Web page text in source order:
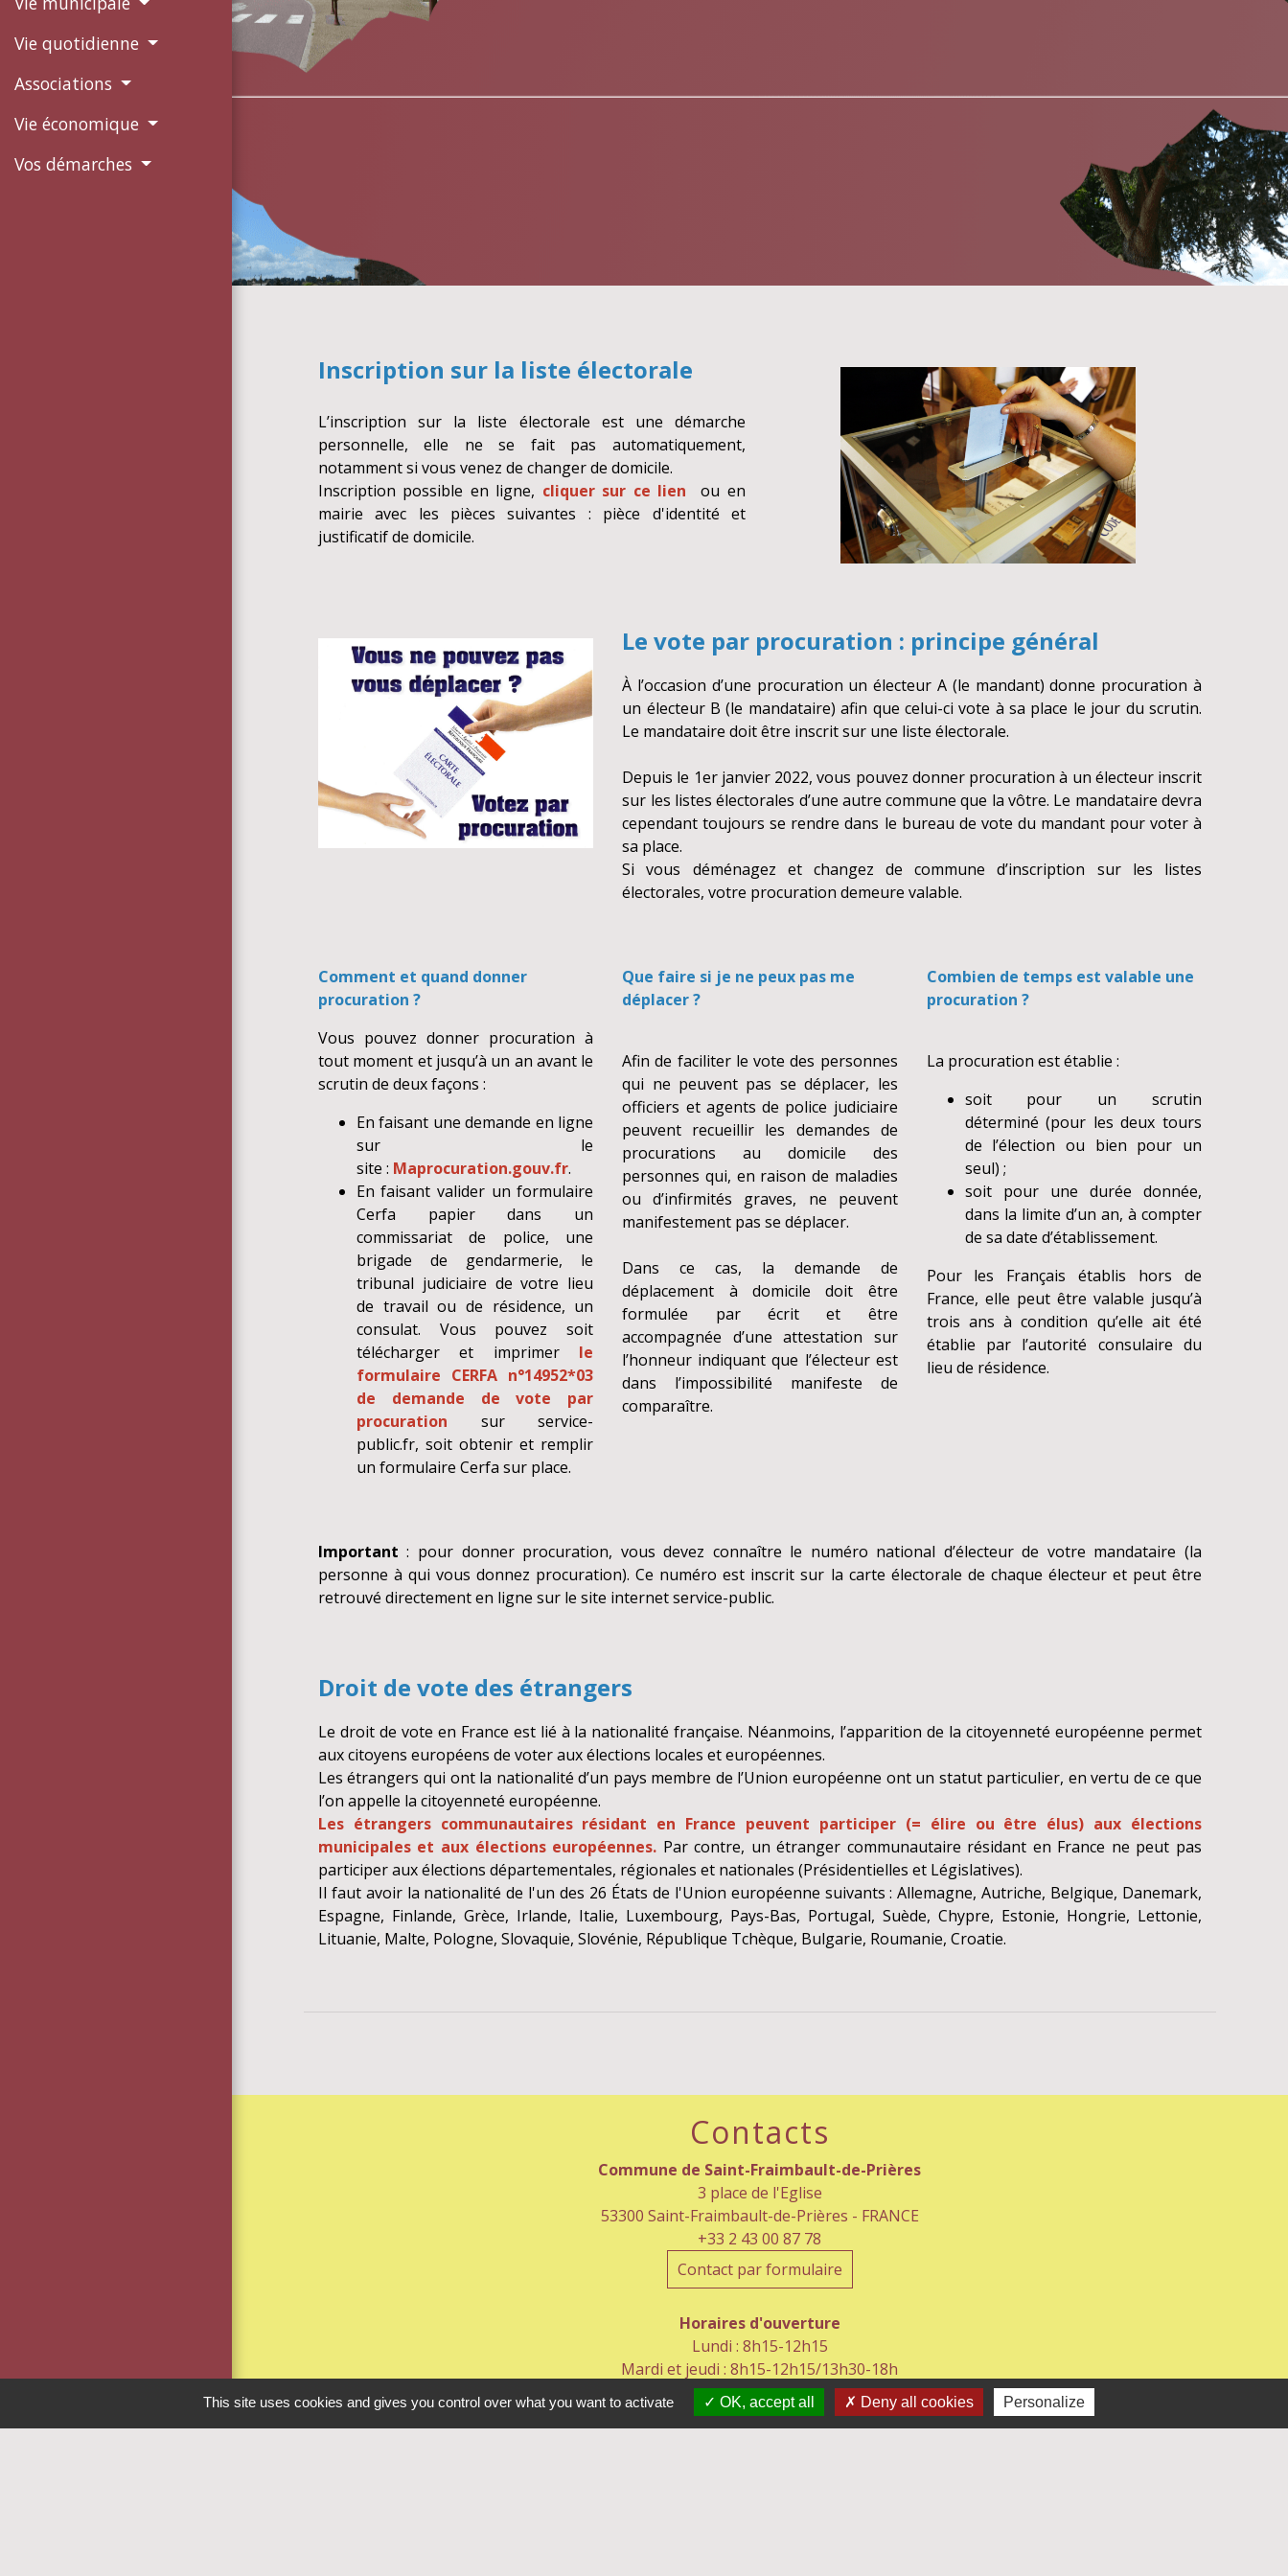
Vie quotidienne
Associations
Vie économique
Vos démarches
Inscription sur la liste électorale
L’inscription sur la liste électorale est une démarche
personnelle, elle ne se fait pas automatiquement,
notamment si vous venez de changer de domicile.
Inscription possible en ligne, cliquer sur ce lien ou en
mairie avec les pièces suivantes : pièce d'identité et
justificatif de domicile.
Le vote par procuration : principe général
À l’occasion d’une procuration un électeur A (le mandant) donne procuration à
un électeur B (le mandataire) afin que celui-ci vote à sa place le jour du scrutin.
Le mandataire doit être inscrit sur une liste électorale.
Depuis le 1er janvier 2022, vous pouvez donner procuration à un électeur inscrit
sur les listes électorales d’une autre commune que la vôtre. Le mandataire devra
cependant toujours se rendre dans le bureau de vote du mandant pour voter à
sa place.
Si vous déménagez et changez de commune d’inscription sur les listes
électorales, votre procuration demeure valable.
Comment et quand donner
procuration ?
Vous pouvez donner procuration à
tout moment et jusqu’à un an avant le
scrutin de deux façons :
En faisant une demande en ligne
sur le
site : Maprocuration.gouv.fr.
En faisant valider un formulaire
Cerfa papier dans un
commissariat de police, une
brigade de gendarmerie, le
tribunal judiciaire de votre lieu
de travail ou de résidence, un
consulat. Vous pouvez soit
télécharger et imprimer le
formulaire CERFA n°14952*03
de demande de vote par
procuration sur service-
public.fr, soit obtenir et remplir
un formulaire Cerfa sur place.
Que faire si je ne peux pas me
déplacer ?
Afin de faciliter le vote des personnes
qui ne peuvent pas se déplacer, les
officiers et agents de police judiciaire
peuvent recueillir les demandes de
procurations au domicile des
personnes qui, en raison de maladies
ou d’infirmités graves, ne peuvent
manifestement pas se déplacer.
Dans ce cas, la demande de
déplacement à domicile doit être
formulée par écrit et être
accompagnée d’une attestation sur
l’honneur indiquant que l’électeur est
dans l’impossibilité manifeste de
comparaître.
Combien de temps est valable une
procuration ?
La procuration est établie :
soit pour un scrutin
déterminé (pour les deux tours
de l’élection ou bien pour un
seul) ;
soit pour une durée donnée,
dans la limite d’un an, à compter
de sa date d’établissement.
Pour les Français établis hors de
France, elle peut être valable jusqu’à
trois ans à condition qu’elle ait été
établie par l’autorité consulaire du
lieu de résidence.
Important : pour donner procuration, vous devez connaître le numéro national d’électeur de votre mandataire (la
personne à qui vous donnez procuration). Ce numéro est inscrit sur la carte électorale de chaque électeur et peut être
retrouvé directement en ligne sur le site internet service-public.
Droit de vote des étrangers
Le droit de vote en France est lié à la nationalité française. Néanmoins, l’apparition de la citoyenneté européenne permet
aux citoyens européens de voter aux élections locales et européennes.
Les étrangers qui ont la nationalité d’un pays membre de l’Union européenne ont un statut particulier, en vertu de ce que
l’on appelle la citoyenneté européenne.
Les étrangers communautaires résidant en France peuvent participer (= élire ou être élus) aux élections
municipales et aux élections européennes. Par contre, un étranger communautaire résidant en France ne peut pas
participer aux élections départementales, régionales et nationales (Présidentielles et Législatives).
Il faut avoir la nationalité de l'un des 26 États de l'Union européenne suivants : Allemagne, Autriche, Belgique, Danemark,
Espagne, Finlande, Grèce, Irlande, Italie, Luxembourg, Pays-Bas, Portugal, Suède, Chypre, Estonie, Hongrie, Lettonie,
Lituanie, Malte, Pologne, Slovaquie, Slovénie, République Tchèque, Bulgarie, Roumanie, Croatie.
Contacts
Commune de Saint-Fraimbault-de-Prières
3 place de l'Eglise
53300 Saint-Fraimbault-de-Prières - FRANCE
+33 2 43 00 87 78
Contact par formulaire
Horaires d'ouverture
Lundi : 8h15-12h15
Mardi et jeudi : 8h15-12h15/13h30-18h
Mercredi : 8h30-12h/13h30-18h
Vendredi : 8h15-12h15
This site uses cookies and gives you control over what you want to activate OK, accept all Deny all cookies Personalize